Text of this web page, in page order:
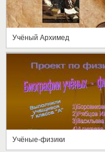
Учёный Архимед
Учёные-физики